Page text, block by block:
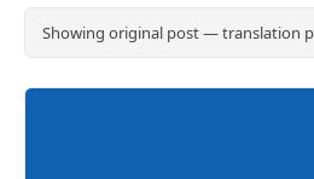
Showing original post — translation